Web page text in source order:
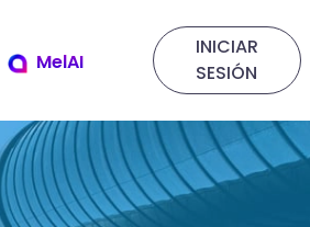
MelAI
INICIAR
SESIÓN